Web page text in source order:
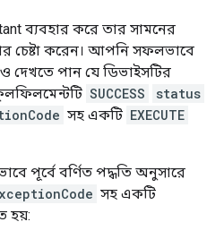
ব্যবহার করে তার সামনের
চেষ্টা করেন। আপনি সফলভাবে
দেখতে পান যে ডিভাইসটির
SUCCESS
status
সহ একটি EXECUTE
পূর্বে বর্ণিত পদ্ধতি অনুসারে
সহ একটি
হয়: